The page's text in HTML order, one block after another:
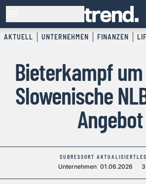
AKTUELL UNTERNEHMEN FINANZEN
Bieterkampf
Slowenische
Angebot
SUBRESSORT
Unternehmen
AKTUALISIERT
01.06.2026